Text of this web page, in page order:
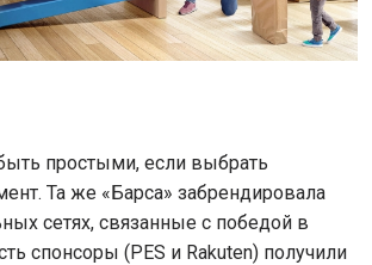
простыми, если выбрать
Та же «Барса» забрендировала
сетях, связанные с победой в
спонсоры (PES и Rakuten) получили